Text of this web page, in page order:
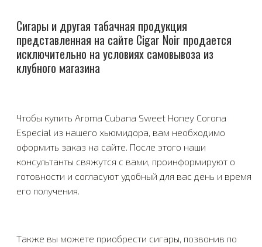
Сигары и другая табачная продукция
представленная на сайте Cigar Noir продается
исключительно на условиях самовывоза из
клубного магазина
Чтобы купить Aroma Cubana Sweet Honey Corona
Especial из нашего хьюмидора, вам необходимо
оформить заказ на сайте. После этого наши
консультанты свяжутся с вами, проинформируют о
готовности и согласуют удобный для вас день и время
его получения.
Также вы можете приобрести сигары, позвонив по